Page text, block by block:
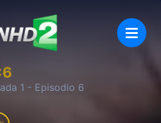
6
1 - Episodio 6